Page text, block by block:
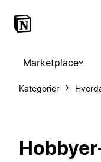
Marketplace
Kategorier